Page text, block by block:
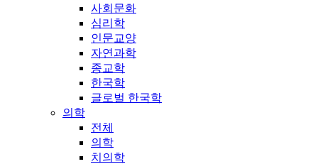
사회문화
심리학
인문교양
자연과학
종교학
한국학
글로벌 한국학
의학
전체
의학
치의학